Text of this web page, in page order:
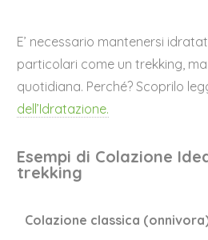
E’ necessario mantenersi
particolari come un trekking,
quotidiana. Perché? Scoprilo
dell’Idratazione.
Esempi di Colazione
trekking
Colazione classica